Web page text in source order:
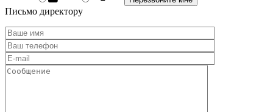
Письмо директору